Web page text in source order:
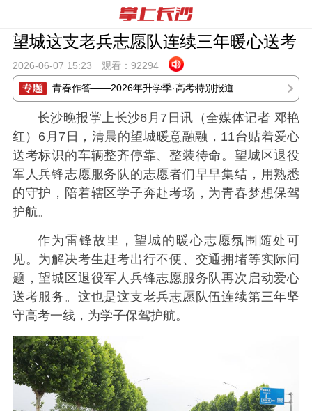
望城这支老兵志愿队连续三年暖心送考
2026-06-07 15:23 观看： 92294
青春作答——2026年升学季·高考特别报道
长沙晚报掌上长沙6月7日讯（全媒体记者 邓艳
红）6月7日，清晨的望城暖意融融，11台贴着爱心
送考标识的车辆整齐停靠、整装待命。望城区退役
军人兵锋志愿服务队的志愿者们早早集结，用熟悉
的守护，陪着辖区学子奔赴考场，为青春梦想保驾
护航。
作为雷锋故里，望城的暖心志愿氛围随处可
见。为解决考生赶考出行不便、交通拥堵等实际问
题，望城区退役军人兵锋志愿服务队再次启动爱心
送考服务。这也是这支老兵志愿队伍连续第三年坚
守高考一线，为学子保驾护航。